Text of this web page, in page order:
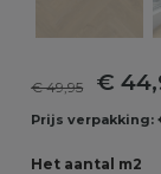
€ 49,95 €
Prijs verpakking:
Het aantal m2